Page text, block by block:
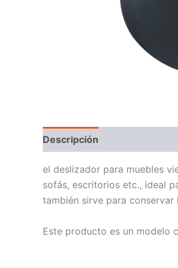
Descripción
el deslizador para muebles
sofás, escritorios etc., ideal
también sirve para
Este producto es un modelo